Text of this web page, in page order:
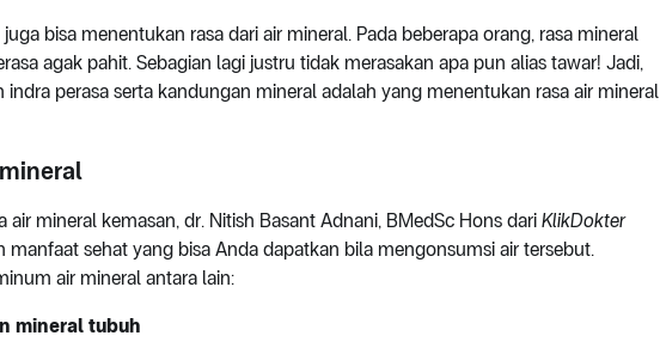
bisa menentukan rasa dari air mineral. Pada beberapa orang, rasa mineral
agak pahit. Sebagian lagi justru tidak merasakan apa pun alias tawar! Jadi,
indra perasa serta kandungan mineral adalah yang menentukan rasa air mineral
air mineral kemasan, dr. Nitish Basant Adnani, BMedSc Hons dari KlikDokter
manfaat sehat yang bisa Anda dapatkan bila mengonsumsi air tersebut.
air mineral antara lain:
mineral tubuh